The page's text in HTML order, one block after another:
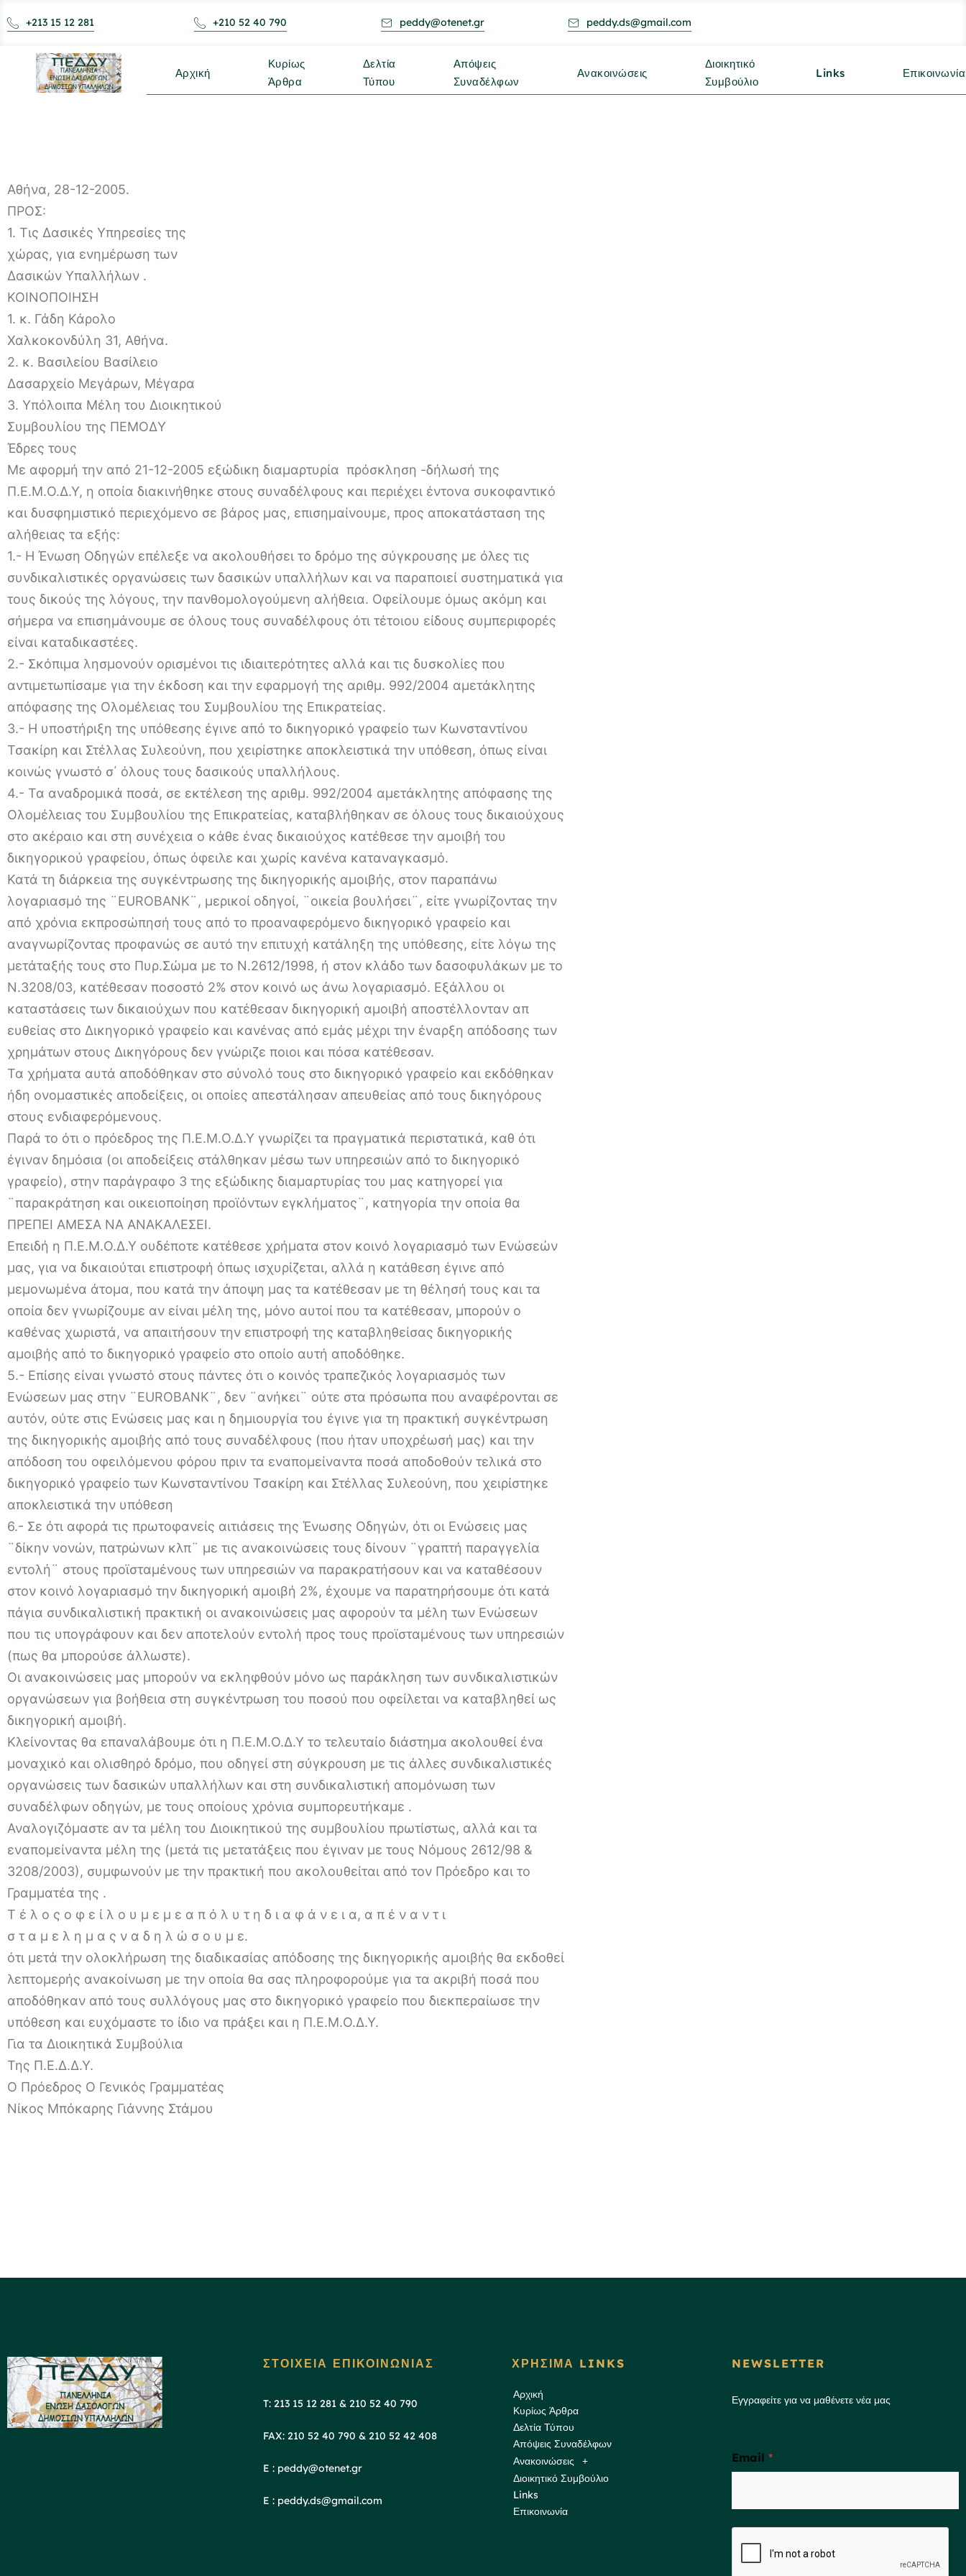
+213 15 12 281 +210 52 40 790 peddy@otenet.gr peddy.ds@gmail.com
Αρχική
Κυρίως
Άρθρα
Δελτία
Τύπου
Απόψεις
Συναδέλφων
Ανακοινώσεις
Διοικητικό
Συμβούλιο
Links Επικοινωνία
Αθήνα, 28-12-2005.
ΠΡΟΣ:
1. Τις Δασικές Υπηρεσίες της
χώρας, για ενημέρωση των
Δασικών Υπαλλήλων .
ΚΟΙΝΟΠΟΙΗΣΗ
1. κ. Γάδη Κάρολο
Χαλκοκονδύλη 31, Αθήνα.
2. κ. Βασιλείου Βασίλειο
Δασαρχείο Μεγάρων, Μέγαρα
3. Υπόλοιπα Μέλη του Διοικητικού
Συμβουλίου της ΠΕΜΟΔΥ
Έδρες τους
Με αφορμή την από 21-12-2005 εξώδικη διαμαρτυρία  πρόσκληση -δήλωσή της
Π.Ε.Μ.Ο.Δ.Υ, η οποία διακινήθηκε στους συναδέλφους και περιέχει έντονα συκοφαντικό
και δυσφημιστικό περιεχόμενο σε βάρος μας, επισημαίνουμε, προς αποκατάσταση της
αλήθειας τα εξής:
1.- Η Ένωση Οδηγών επέλεξε να ακολουθήσει το δρόμο της σύγκρουσης με όλες τις
συνδικαλιστικές οργανώσεις των δασικών υπαλλήλων και να παραποιεί συστηματικά για
τους δικούς της λόγους, την πανθομολογούμενη αλήθεια. Οφείλουμε όμως ακόμη και
σήμερα να επισημάνουμε σε όλους τους συναδέλφους ότι τέτοιου είδους συμπεριφορές
είναι καταδικαστέες.
2.- Σκόπιμα λησμονούν ορισμένοι τις ιδιαιτερότητες αλλά και τις δυσκολίες που
αντιμετωπίσαμε για την έκδοση και την εφαρμογή της αριθμ. 992/2004 αμετάκλητης
απόφασης της Ολομέλειας του Συμβουλίου της Επικρατείας.
3.- Η υποστήριξη της υπόθεσης έγινε από το δικηγορικό γραφείο των Κωνσταντίνου
Τσακίρη και Στέλλας Συλεούνη, που χειρίστηκε αποκλειστικά την υπόθεση, όπως είναι
κοινώς γνωστό σ΄ όλους τους δασικούς υπαλλήλους.
4.- Τα αναδρομικά ποσά, σε εκτέλεση της αριθμ. 992/2004 αμετάκλητης απόφασης της
Ολομέλειας του Συμβουλίου της Επικρατείας, καταβλήθηκαν σε όλους τους δικαιούχους
στο ακέραιο και στη συνέχεια ο κάθε ένας δικαιούχος κατέθεσε την αμοιβή του
δικηγορικού γραφείου, όπως όφειλε και χωρίς κανένα καταναγκασμό.
Κατά τη διάρκεια της συγκέντρωσης της δικηγορικής αμοιβής, στον παραπάνω
λογαριασμό της ¨EUROBANK¨, μερικοί οδηγοί, ¨οικεία βουλήσει¨, είτε γνωρίζοντας την
από χρόνια εκπροσώπησή τους από το προαναφερόμενο δικηγορικό γραφείο και
αναγνωρίζοντας προφανώς σε αυτό την επιτυχή κατάληξη της υπόθεσης, είτε λόγω της
μετάταξής τους στο Πυρ.Σώμα με το Ν.2612/1998, ή στον κλάδο των δασοφυλάκων με το
Ν.3208/03, κατέθεσαν ποσοστό 2% στον κοινό ως άνω λογαριασμό. Εξάλλου οι
καταστάσεις των δικαιούχων που κατέθεσαν δικηγορική αμοιβή αποστέλλονταν απ
ευθείας στο Δικηγορικό γραφείο και κανένας από εμάς μέχρι την έναρξη απόδοσης των
χρημάτων στους Δικηγόρους δεν γνώριζε ποιοι και πόσα κατέθεσαν.
Τα χρήματα αυτά αποδόθηκαν στο σύνολό τους στο δικηγορικό γραφείο και εκδόθηκαν
ήδη ονομαστικές αποδείξεις, οι οποίες απεστάλησαν απευθείας από τους δικηγόρους
στους ενδιαφερόμενους.
Παρά το ότι ο πρόεδρος της Π.Ε.Μ.Ο.Δ.Υ γνωρίζει τα πραγματικά περιστατικά, καθ ότι
έγιναν δημόσια (οι αποδείξεις στάλθηκαν μέσω των υπηρεσιών από το δικηγορικό
γραφείο), στην παράγραφο 3 της εξώδικης διαμαρτυρίας του μας κατηγορεί για
¨παρακράτηση και οικειοποίηση προϊόντων εγκλήματος¨, κατηγορία την οποία θα
ΠΡΕΠΕΙ ΑΜΕΣΑ ΝΑ ΑΝΑΚΑΛΕΣΕΙ.
Επειδή η Π.Ε.Μ.Ο.Δ.Υ ουδέποτε κατέθεσε χρήματα στον κοινό λογαριασμό των Ενώσεών
μας, για να δικαιούται επιστροφή όπως ισχυρίζεται, αλλά η κατάθεση έγινε από
μεμονωμένα άτομα, που κατά την άποψη μας τα κατέθεσαν με τη θέλησή τους και τα
οποία δεν γνωρίζουμε αν είναι μέλη της, μόνο αυτοί που τα κατέθεσαν, μπορούν ο
καθένας χωριστά, να απαιτήσουν την επιστροφή της καταβληθείσας δικηγορικής
αμοιβής από το δικηγορικό γραφείο στο οποίο αυτή αποδόθηκε.
5.- Επίσης είναι γνωστό στους πάντες ότι ο κοινός τραπεζικός λογαριασμός των
Ενώσεων μας στην ¨EUROBANK¨, δεν ¨ανήκει¨ ούτε στα πρόσωπα που αναφέρονται σε
αυτόν, ούτε στις Ενώσεις μας και η δημιουργία του έγινε για τη πρακτική συγκέντρωση
της δικηγορικής αμοιβής από τους συναδέλφους (που ήταν υποχρέωσή μας) και την
απόδοση του οφειλόμενου φόρου πριν τα εναπομείναντα ποσά αποδοθούν τελικά στο
δικηγορικό γραφείο των Κωνσταντίνου Τσακίρη και Στέλλας Συλεούνη, που χειρίστηκε
αποκλειστικά την υπόθεση
6.- Σε ότι αφορά τις πρωτοφανείς αιτιάσεις της Ένωσης Οδηγών, ότι οι Ενώσεις μας
¨δίκην νονών, πατρώνων κλπ¨ με τις ανακοινώσεις τους δίνουν ¨γραπτή παραγγελία
εντολή¨ στους προϊσταμένους των υπηρεσιών να παρακρατήσουν και να καταθέσουν
στον κοινό λογαριασμό την δικηγορική αμοιβή 2%, έχουμε να παρατηρήσουμε ότι κατά
πάγια συνδικαλιστική πρακτική οι ανακοινώσεις μας αφορούν τα μέλη των Ενώσεων
που τις υπογράφουν και δεν αποτελούν εντολή προς τους προϊσταμένους των υπηρεσιών
(πως θα μπορούσε άλλωστε).
Οι ανακοινώσεις μας μπορούν να εκληφθούν μόνο ως παράκληση των συνδικαλιστικών
οργανώσεων για βοήθεια στη συγκέντρωση του ποσού που οφείλεται να καταβληθεί ως
δικηγορική αμοιβή.
Κλείνοντας θα επαναλάβουμε ότι η Π.Ε.Μ.Ο.Δ.Υ το τελευταίο διάστημα ακολουθεί ένα
μοναχικό και ολισθηρό δρόμο, που οδηγεί στη σύγκρουση με τις άλλες συνδικαλιστικές
οργανώσεις των δασικών υπαλλήλων και στη συνδικαλιστική απομόνωση των
συναδέλφων οδηγών, με τους οποίους χρόνια συμπορευτήκαμε .
Αναλογιζόμαστε αν τα μέλη του Διοικητικού της συμβουλίου πρωτίστως, αλλά και τα
εναπομείναντα μέλη της (μετά τις μετατάξεις που έγιναν με τους Νόμους 2612/98 &
3208/2003), συμφωνούν με την πρακτική που ακολουθείται από τον Πρόεδρο και το
Γραμματέα της .
Τ έ λ ο ς ο φ ε ί λ ο υ μ ε μ ε α π ό λ υ τ η δ ι α φ ά ν ε ι α, α π έ ν α ν τ ι
σ τ α μ ε λ η μ α ς ν α δ η λ ώ σ ο υ μ ε.
ότι μετά την ολοκλήρωση της διαδικασίας απόδοσης της δικηγορικής αμοιβής θα εκδοθεί
λεπτομερής ανακοίνωση με την οποία θα σας πληροφορούμε για τα ακριβή ποσά που
αποδόθηκαν από τους συλλόγους μας στο δικηγορικό γραφείο που διεκπεραίωσε την
υπόθεση και ευχόμαστε το ίδιο να πράξει και η Π.Ε.Μ.Ο.Δ.Υ.
Για τα Διοικητικά Συμβούλια
Της Π.Ε.Δ.Δ.Υ.
Ο Πρόεδρος Ο Γενικός Γραμματέας
Νίκος Μπόκαρης Γιάννης Στάμου
ΣΤΟΙΧΕΙΑ ΕΠΙΚΟΙΝΩΝΙΑΣ
T: 213 15 12 281 & 210 52 40 790
FAX: 210 52 40 790 & 210 52 42 408
E : peddy@otenet.gr
E : peddy.ds@gmail.com
ΧΡΗΣΙΜΑ LINKS
Αρχική
Κυρίως Άρθρα
Δελτία Τύπου
Απόψεις Συναδέλφων
Ανακοινώσεις
Διοικητικό Συμβούλιο
Links
Επικοινωνία
NEWSLETTER
Εγγραφείτε για να μαθένετε νέα μας
Email *